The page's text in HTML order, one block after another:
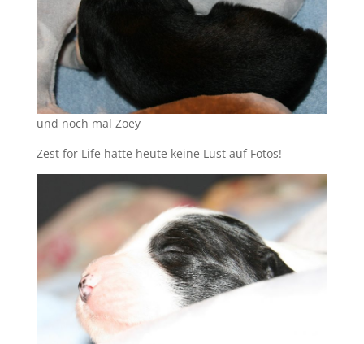
und noch mal Zoey
Zest for Life hatte heute keine Lust auf Fotos!